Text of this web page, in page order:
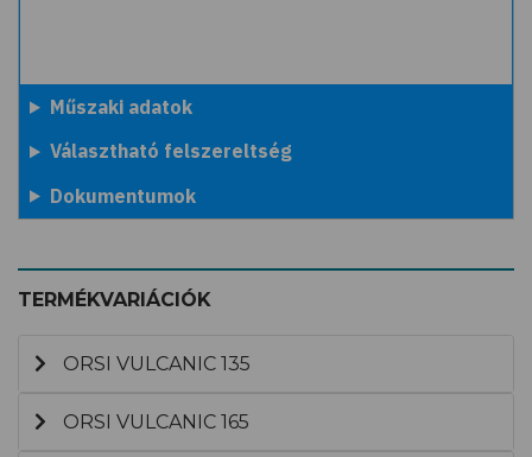
Műszaki adatok
Választható felszereltség
Dokumentumok
TERMÉKVARIÁCIÓK
ORSI VULCANIC 135
ORSI VULCANIC 165